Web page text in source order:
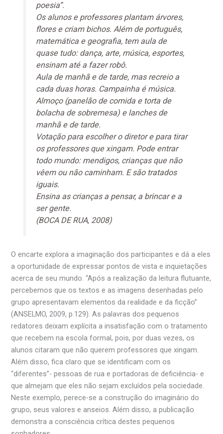
poesia”.
Os alunos e professores plantam árvores,
flores e criam bichos. Além de português,
matemática e geografia, tem aula de
quase tudo: dança, arte, música, esportes,
ensinam até a fazer robô.
Aula de manhã e de tarde, mas recreio a
cada duas horas. Campainha é música.
Almoço (panelão de comida e torta de
bolacha de sobremesa) e lanches de
manhã e de tarde.
Votação para escolher o diretor e para tirar
os professores que xingam. Pode entrar
todo mundo: mendigos, crianças que não
vêem ou não caminham. E são tratados
iguais.
Ensina as crianças a pensar, a brincar e a
ser gente.
(BOCA DE RUA, 2008)
O encarte explora a imaginação dos participantes e dá a eles
a oportunidade de expressar pontos de vista e inquietações
acerca de seu mundo. “Após a realização da leitura flutuante,
percebemos que os textos e as imagens desenhadas pelo
grupo apresentavam elementos da realidade e da ficção”
(ANSELMO, 2009, p.129). As palavras dos pequenos
redatores deixam explícita a insatisfação com o tratamento
que recebem na escola formal, pois, por duas vezes, os
alunos citaram que não querem professores que xingam.
Além disso, fica claro que se identificam com os
“diferentes”- pessoas de rua e portadoras de deficiência- e
que almejam que eles não sejam excluídos pela sociedade.
Neste exemplo, perece-se a construção do imaginário do
grupo, seus valores e anseios. Além disso, a publicação
demonstra a consciência crítica destes pequenos